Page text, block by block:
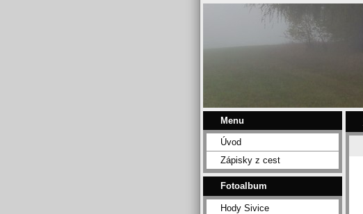
Menu
Úvod
Zápisky z cest
Fotoalbum
Hody Sivice